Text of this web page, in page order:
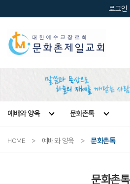
로그인
예배와 양육 문화촌톡
HOME > 예배와 양육 > 문화촌톡
문화촌톡